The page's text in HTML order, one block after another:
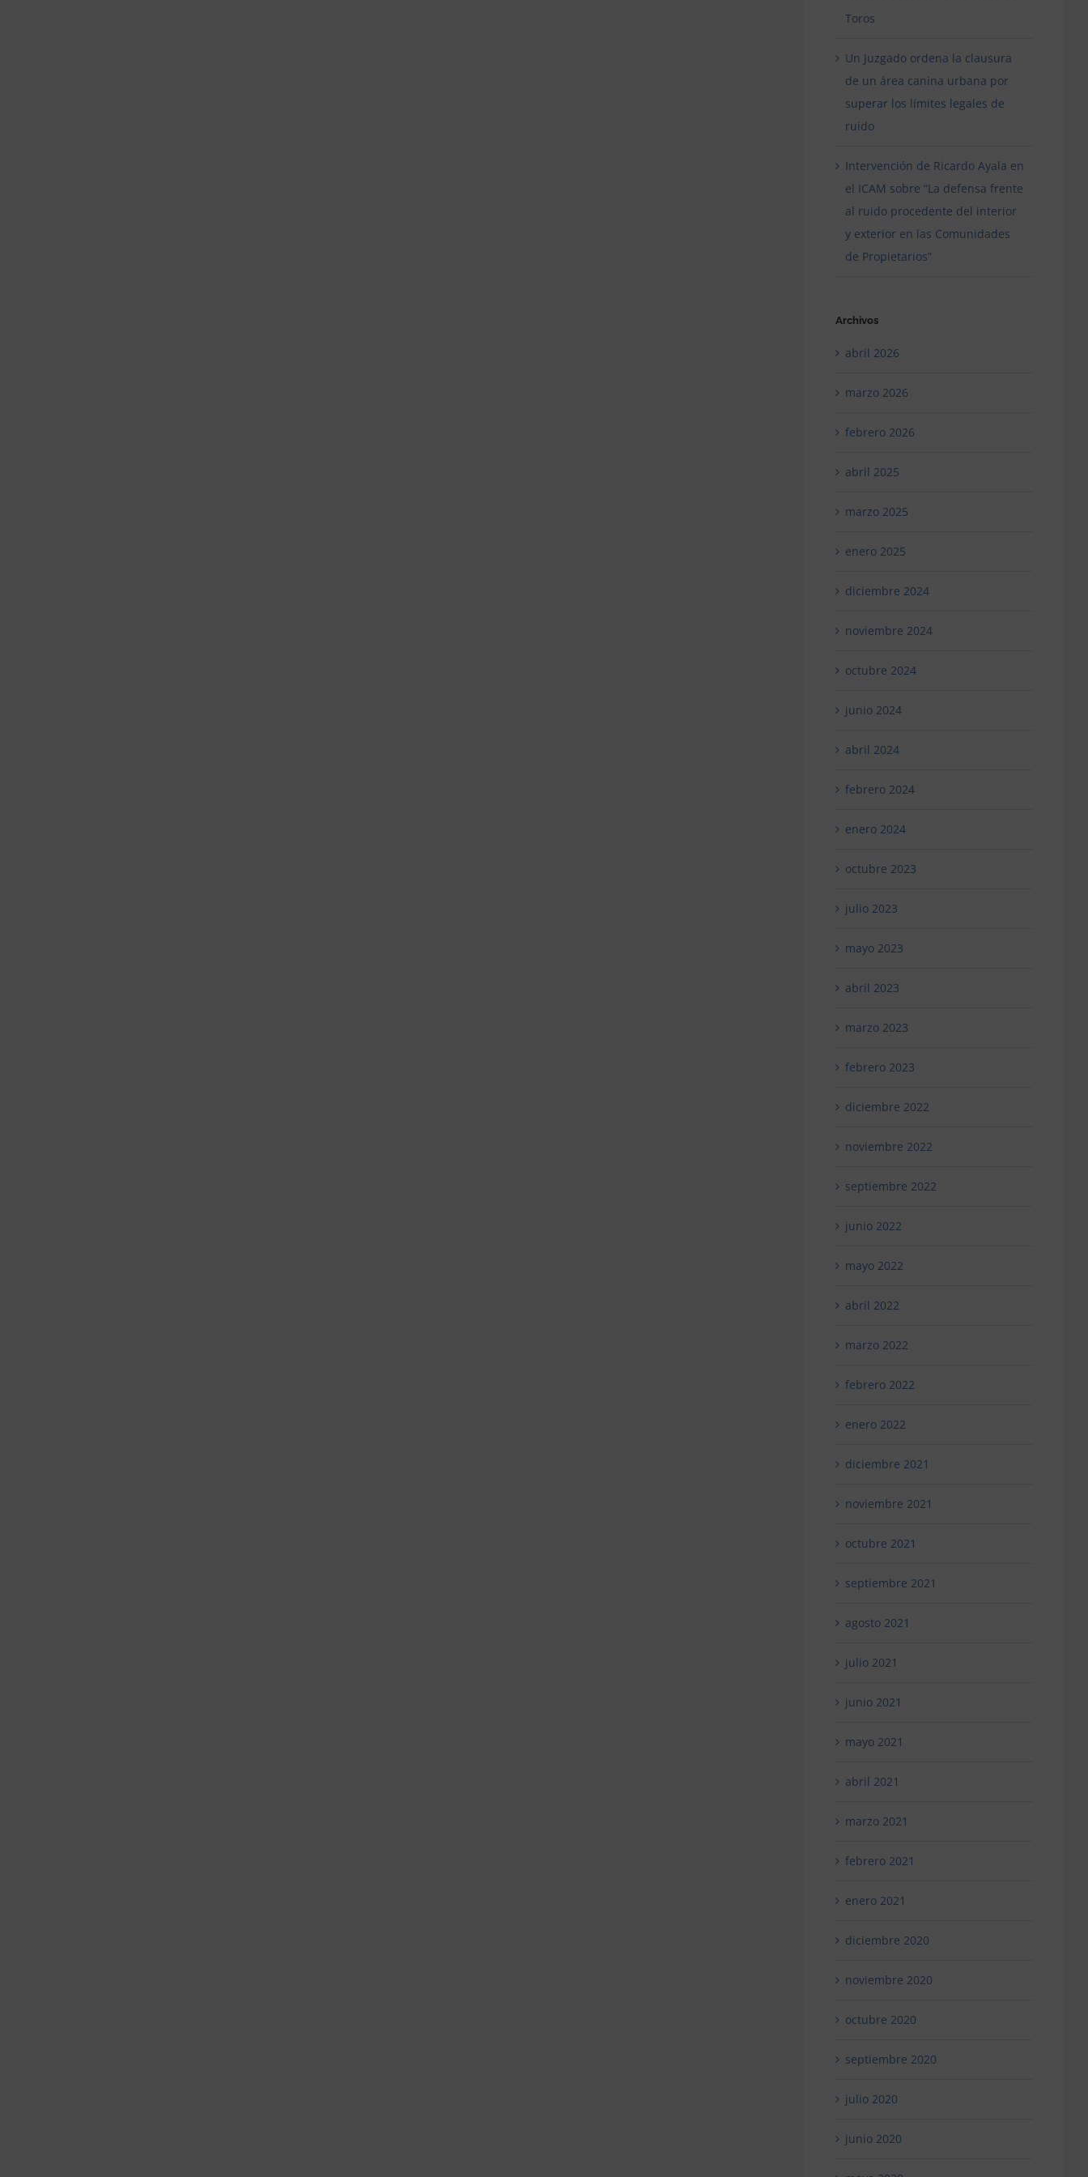
Toros
Un Juzgado ordena la clausura
de un área canina urbana por
superar los límites legales de
ruido
Intervención de Ricardo Ayala en
el ICAM sobre “La defensa frente
al ruido procedente del interior
y exterior en las Comunidades
de Propietarios”
Archivos
abril 2026
marzo 2026
febrero 2026
abril 2025
marzo 2025
enero 2025
diciembre 2024
noviembre 2024
octubre 2024
junio 2024
abril 2024
febrero 2024
enero 2024
octubre 2023
julio 2023
mayo 2023
abril 2023
marzo 2023
febrero 2023
diciembre 2022
noviembre 2022
septiembre 2022
junio 2022
mayo 2022
abril 2022
marzo 2022
febrero 2022
enero 2022
diciembre 2021
noviembre 2021
octubre 2021
septiembre 2021
agosto 2021
julio 2021
junio 2021
mayo 2021
abril 2021
marzo 2021
febrero 2021
enero 2021
diciembre 2020
noviembre 2020
octubre 2020
septiembre 2020
julio 2020
junio 2020